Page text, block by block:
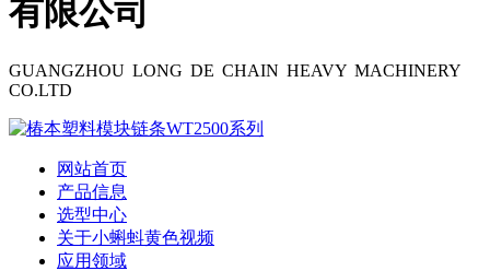
有限公司
GUANGZHOU LONG DE CHAIN HEAVY MACHINERY
CO.LTD
网站首页
产品信息
选型中心
关于小蝌蚪黄色视频
应用领域